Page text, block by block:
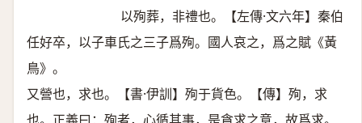
以殉葬，非禮也。【左傳·文六年】秦伯
任好卒，以子車氏之三子爲殉。國人哀之，爲之賦《黃
鳥》。
又營也，求也。【書·伊訓】殉于貨色。【傳】殉，求